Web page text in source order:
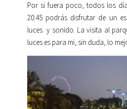
Por si fuera poco, todos los
20:45 podrás disfrutar de un
luces y sonido. La visita al
luces es para mi, sin duda, lo